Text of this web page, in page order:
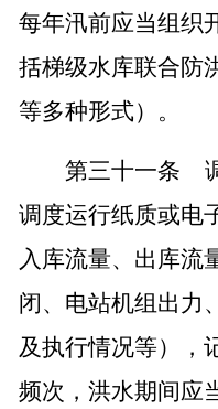
每年汛前应当组织
括梯级水库联合防
等多种形式）。
第三十一条
调度运行纸质或电
入库流量、出库流
闭、电站机组出力
及执行情况等），
频次，洪水期间应